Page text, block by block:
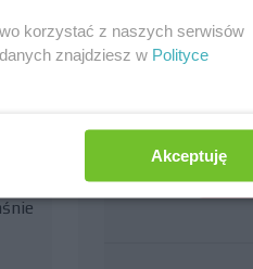
Le
Czy
TAK
korzystać z naszych serwisów
znajdziesz w Polityce
Akceptuję